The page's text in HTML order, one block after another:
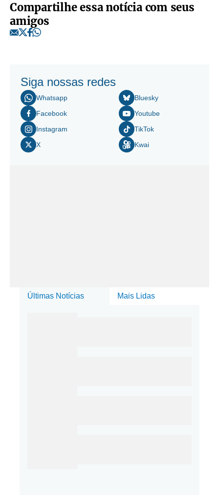
Compartilhe essa notícia com seus
amigos
Siga nossas redes
Whatsapp
Facebook
Instagram
X
Bluesky
Youtube
TikTok
Kwai
Últimas Notícias Mais Lidas